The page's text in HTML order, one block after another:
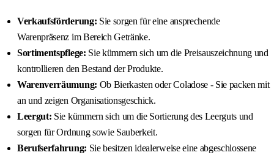
Verkaufsförderung: Sie sorgen für eine ansprechende
Warenpräsenz im Bereich Getränke.
Sortimentspflege: Sie kümmern sich um die Preisauszeichnung und
kontrollieren den Bestand der Produkte.
Warenverräumung: Ob Bierkasten oder Coladose - Sie packen mit
an und zeigen Organisationsgeschick.
Leergut: Sie kümmern sich um die Sortierung des Leerguts und
sorgen für Ordnung sowie Sauberkeit.
Berufserfahrung: Sie besitzen idealerweise eine abgeschlossene